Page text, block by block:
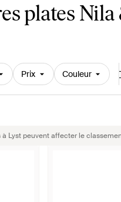
plates
Prix Couleur
Lyst peuvent affecter le